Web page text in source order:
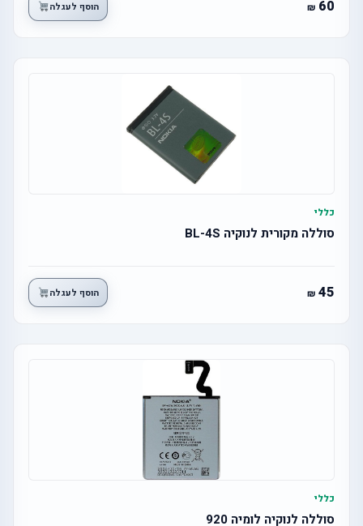
60 הוסף לעגלה
כללי
סוללה מקורית לנוקיה BL-4S
45 הוסף לעגלה
כללי
סוללה לנוקיה לומיה 920